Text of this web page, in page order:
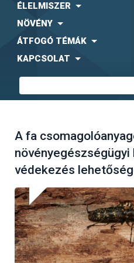
ÉLELMISZER
NÖVÉNY
ÁTFOGÓ TÉMÁK
KAPCSOLAT
A fa
védekezés